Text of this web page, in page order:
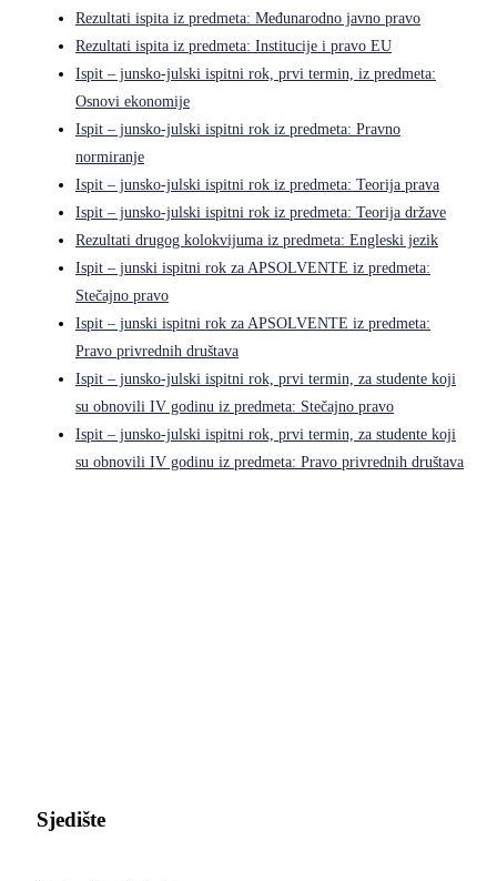
Rezultati ispita iz predmeta: Međunarodno javno pravo
Rezultati ispita iz predmeta: Institucije i pravo EU
Ispit – junsko-julski ispitni rok, prvi termin, iz predmeta:
Osnovi ekonomije
Ispit – junsko-julski ispitni rok iz predmeta: Pravno
normiranje
Ispit – junsko-julski ispitni rok iz predmeta: Teorija prava
Ispit – junsko-julski ispitni rok iz predmeta: Teorija države
Rezultati drugog kolokvijuma iz predmeta: Engleski jezik
Ispit – junski ispitni rok za APSOLVENTE iz predmeta:
Stečajno pravo
Ispit – junski ispitni rok za APSOLVENTE iz predmeta:
Pravo privrednih društava
Ispit – junsko-julski ispitni rok, prvi termin, za studente koji
su obnovili IV godinu iz predmeta: Stečajno pravo
Ispit – junsko-julski ispitni rok, prvi termin, za studente koji
su obnovili IV godinu iz predmeta: Pravo privrednih društava
Sjedište